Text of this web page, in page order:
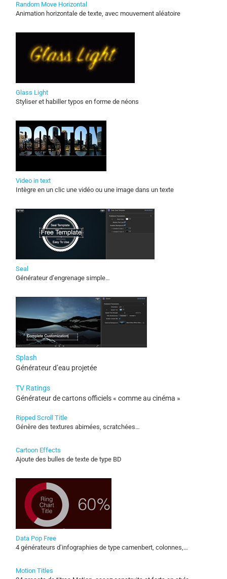
Random Move Horizontal
Animation horizontale de texte, avec mouvement aléatoire
Glass Light
Styliser et habiller typos en forme de néons
Video in text
Intègre en un clic une vidéo ou une image dans un texte
Seal
Générateur d’engrenage simple…
Splash
Générateur d’eau projetée
TV Ratings
Générateur de cartons officiels « comme au cinéma »
Ripped Scroll Title
Génère des textures abimées, scratchées…
Cartoon Effects
Ajoute des bulles de texte de type BD
Data Pop Free
4 générateurs d’infographies de type camenbert, colonnes,…
Motion Titles